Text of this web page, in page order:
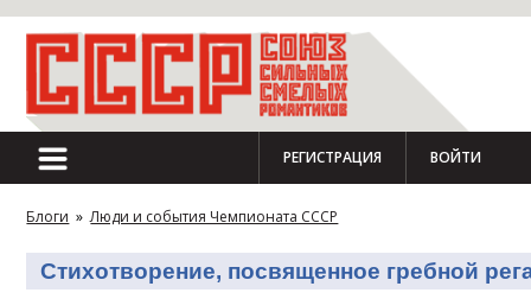
РЕГИСТРАЦИЯ ВОЙТИ
Блоги » Люди и события Чемпионата СССР
Стихотворение, посвященное гребной